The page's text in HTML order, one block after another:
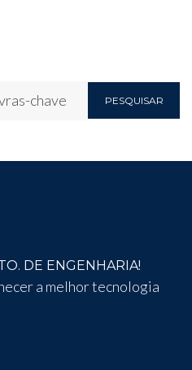
PESQUISAR
DE ENGENHARIA!
a melhor tecnologia